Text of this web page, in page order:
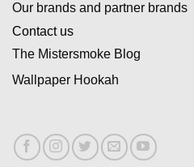
Our brands and partner brands
Contact us
The Mistersmoke Blog
Wallpaper Hookah